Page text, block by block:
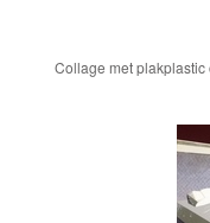
Collage met plakplastic